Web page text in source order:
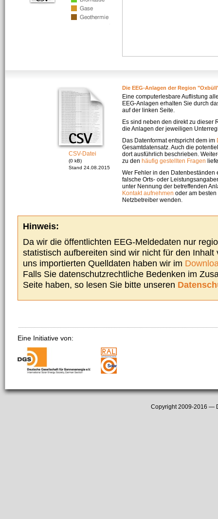
CSV-Datei
(0 kB)
Stand 24.08.2015
Die EEG-Anlagen der Region
Eine computerlesbare Auflistung
EEG-Anlagen erhalten Sie durch
auf der linken Seite.
Es sind neben den direkt zu dieser
die Anlagen der jeweiligen
Das Datenformat entspricht dem im
Gesamtdatensatz. Auch die
dort ausführlich beschrieben.
zu den häufig gestellten Fragen
Wer Fehler in den Datenbeständen
falsche Orts- oder
unter Nennung der betreffenden
Kontakt aufnehmen oder am
Netzbetreiber wenden.
Hinweis:
Da wir die öffentlichten EEG-Meldedaten nur
statistisch aufbereiten sind wir nicht für den Inhalt
uns importierten Quelldaten haben wir im
Falls Sie datenschutzrechtliche Bedenken im
Seite haben, so lesen Sie bitte unseren
Eine Initiative von:
Copyright 2009-2016 —